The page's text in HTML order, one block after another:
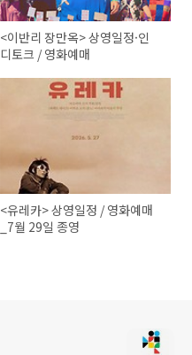
<이반리 장만옥> 상영일정·인
디토크 / 영화예매
<유레카> 상영일정 / 영화예매
_7월 29일 종영